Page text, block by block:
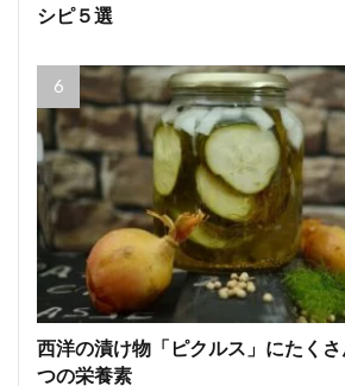
シピ５選
西洋の漬け物「ピクルス」にたく
つの栄養素